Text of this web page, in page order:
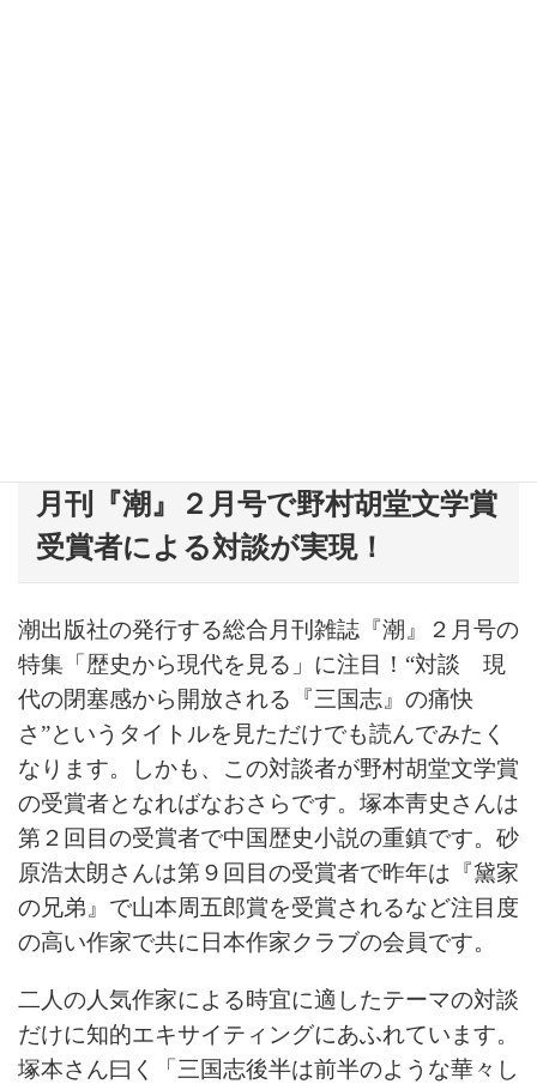
月刊『潮』２月号で野村胡堂文学賞
受賞者による対談が実現！
潮出版社の発行する総合月刊雑誌『潮』２月号の
特集「歴史から現代を見る」に注目！“対談 現
代の閉塞感から開放される『三国志』の痛快
さ”というタイトルを見ただけでも読んでみたく
なります。しかも、この対談者が野村胡堂文学賞
の受賞者となればなおさらです。塚本靑史さんは
第２回目の受賞者で中国歴史小説の重鎮です。砂
原浩太朗さんは第９回目の受賞者で昨年は『黛家
の兄弟』で山本周五郎賞を受賞されるなど注目度
の高い作家で共に日本作家クラブの会員です。
二人の人気作家による時宜に適したテーマの対談
だけに知的エキサイティングにあふれています。
塚本さん曰く「三国志後半は前半のような華々し